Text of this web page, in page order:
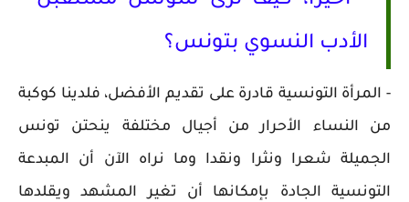
الأدب النسوي بتونس؟
- المرأة التونسية قادرة على تقديم الأفضل، فلدينا كوكبة
من النساء الأحرار من أجيال مختلفة ينحتن تونس
الجميلة شعرا ونثرا ونقدا وما نراه الآن أن المبدعة
التونسية الجادة بإمكانها أن تغير المشهد ويقلدها